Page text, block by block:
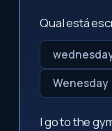
Qual está
Wenesday
I go to the